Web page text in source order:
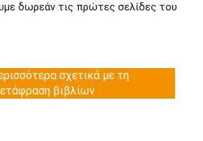
δωρεάν τις πρώτες σελίδες του
σχετικά με τη
βιβλίων